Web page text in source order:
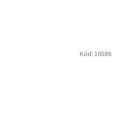
Kód: 16586